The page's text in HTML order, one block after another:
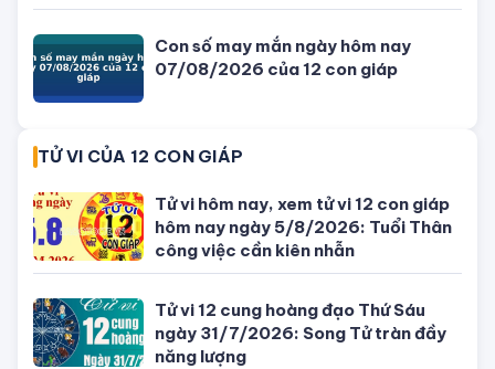
Giờ đẹp, giờ tốt xấu ngày hôm nay
09/08/2026 - Lịch âm dương hôm
nay
09/08/2026 của 12 con giáp
SỐ ĐẸP THEO NGÀY
Con số may mắn ngày hôm nay
09/08/2026 của 12 con giáp